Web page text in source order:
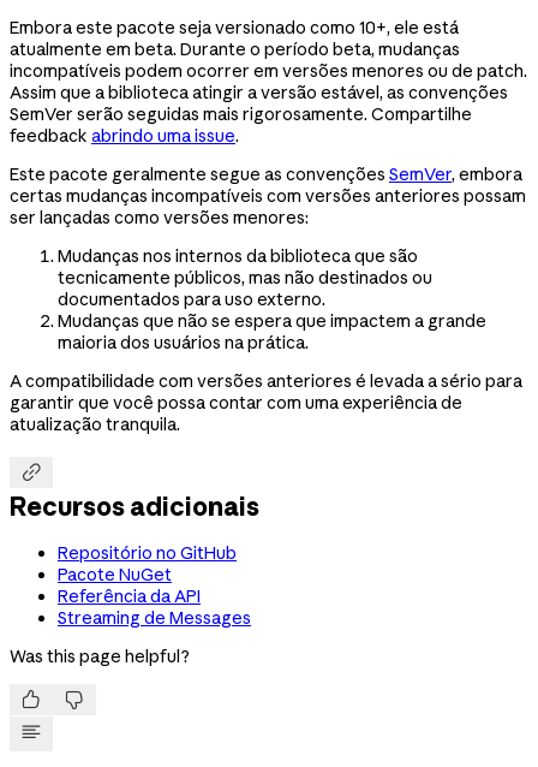
Embora este pacote seja versionado como 10+, ele está
atualmente em beta. Durante o período beta, mudanças
incompatíveis podem ocorrer em versões menores ou de patch.
Assim que a biblioteca atingir a versão estável, as convenções
SemVer serão seguidas mais rigorosamente. Compartilhe
feedback abrindo uma issue.
Este pacote geralmente segue as convenções SemVer, embora
certas mudanças incompatíveis com versões anteriores possam
ser lançadas como versões menores:
Mudanças nos internos da biblioteca que são
tecnicamente públicos, mas não destinados ou
documentados para uso externo.
Mudanças que não se espera que impactem a grande
maioria dos usuários na prática.
A compatibilidade com versões anteriores é levada a sério para
garantir que você possa contar com uma experiência de
atualização tranquila.

Recursos adicionais
Repositório no GitHub
Pacote NuGet
Referência da API
Streaming de Messages
Was this page helpful?
 